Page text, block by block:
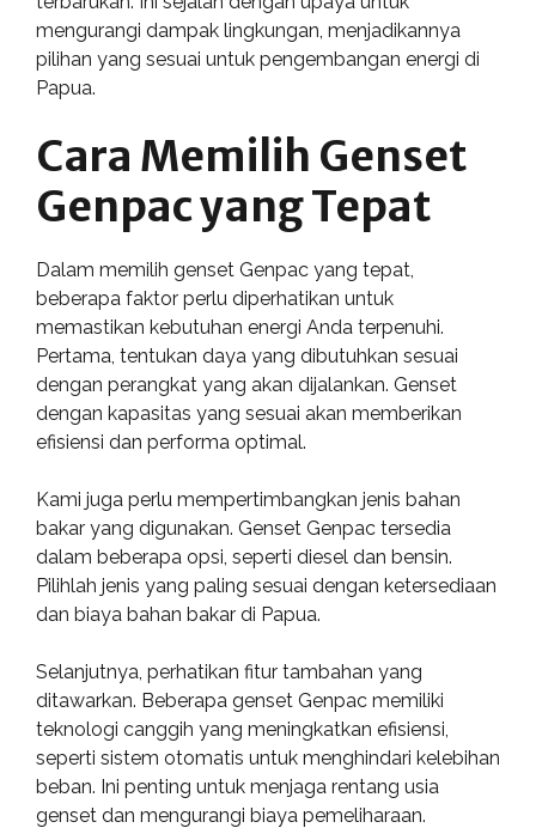
mengurangi dampak lingkungan, menjadikannya
pilihan yang sesuai untuk pengembangan energi di
Papua.
Cara Memilih Genset
Genpac yang Tepat
Dalam memilih genset Genpac yang tepat,
beberapa faktor perlu diperhatikan untuk
memastikan kebutuhan energi Anda terpenuhi.
Pertama, tentukan daya yang dibutuhkan sesuai
dengan perangkat yang akan dijalankan. Genset
dengan kapasitas yang sesuai akan memberikan
efisiensi dan performa optimal.
Kami juga perlu mempertimbangkan jenis bahan
bakar yang digunakan. Genset Genpac tersedia
dalam beberapa opsi, seperti diesel dan bensin.
Pilihlah jenis yang paling sesuai dengan ketersediaan
dan biaya bahan bakar di Papua.
Selanjutnya, perhatikan fitur tambahan yang
ditawarkan. Beberapa genset Genpac memiliki
teknologi canggih yang meningkatkan efisiensi,
seperti sistem otomatis untuk menghindari kelebihan
beban. Ini penting untuk menjaga rentang usia
genset dan mengurangi biaya pemeliharaan.